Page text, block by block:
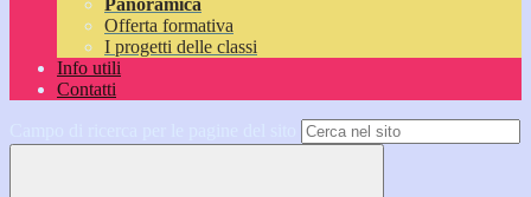
Panoramica
Offerta formativa
I progetti delle classi
Info utili
Contatti